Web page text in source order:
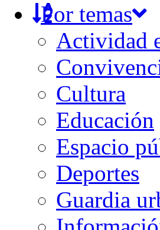
Por temas
Actividad
Cultura
Educación
Espacio
Deportes
Guardia